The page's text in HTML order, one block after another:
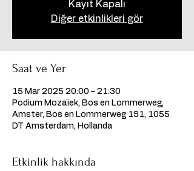
Kayıt Kapalı
Diğer etkinlikleri gör
Saat ve Yer
15 Mar 2025 20:00 – 21:30
Podium Mozaïek, Bos en Lommerweg,
Amster, Bos en Lommerweg 191, 1055
DT Amsterdam, Hollanda
Etkinlik hakkında